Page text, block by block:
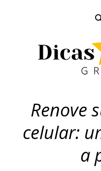
Renove
celular:
a